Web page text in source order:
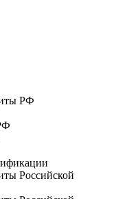
РФ
Российской